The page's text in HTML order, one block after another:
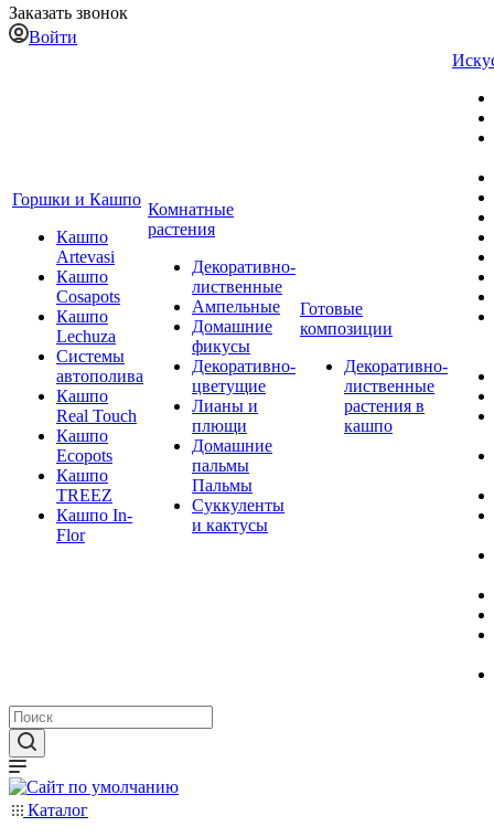
Заказать звонок
Войти
Горшки и Кашпо
Кашпо
Artevasi
Кашпо
Cosapots
Кашпо
Lechuza
Системы
автополива
Кашпо
Real Touch
Кашпо
Ecopots
Кашпо
TREEZ
Кашпо In-
Flor
Комнатные
растения
Декоративно-
лиственные
Ампельные
Домашние
фикусы
Декоративно-
цветущие
Лианы и
плющи
Домашние
пальмы
Пальмы
Суккуленты
и кактусы
Готовые
композиции
Декоративно-
лиственные
растения в
кашпо
Каталог